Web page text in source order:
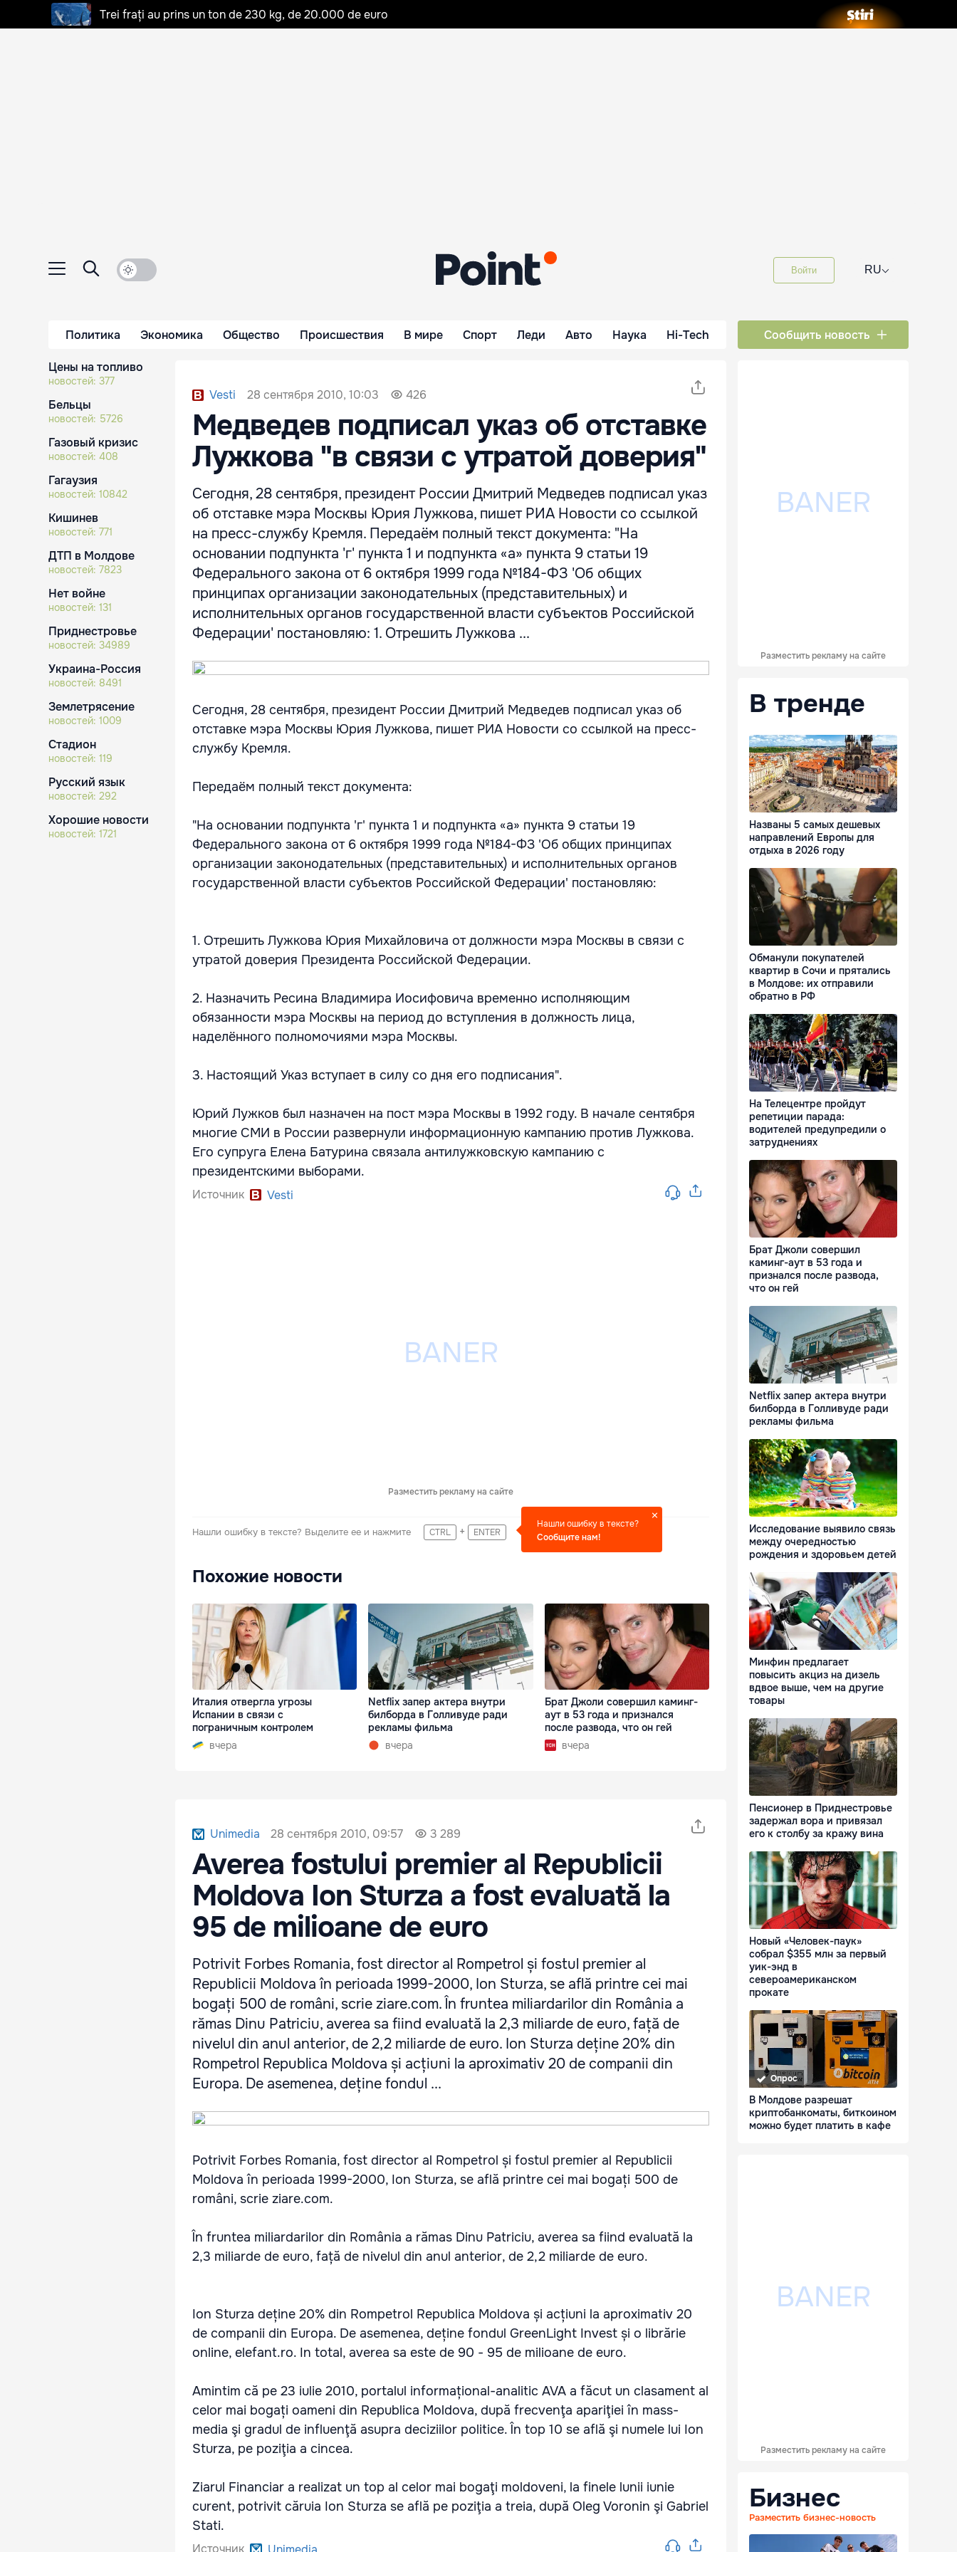
Trei frați au prins un ton de 230 kg, de 20.000 de euro
Войти RU⌵
Политика Экономика Общество Происшествия В мире Спорт Леди Авто Наука Hi-Tech Сообщить новость
Цены на топливо
новостей: 377
Бельцы
новостей: 5726
Газовый кризис
новостей: 408
Гагаузия
новостей: 10842
Кишинев
новостей: 771
ДТП в Молдове
новостей: 7823
Нет войне
новостей: 131
Приднестровье
новостей: 34989
Украина-Россия
новостей: 8491
Землетрясение
новостей: 1009
Стадион
новостей: 119
Русский язык
новостей: 292
Хорошие новости
новостей: 1721
Vesti 28 сентября 2010, 10:03 426
Медведев подписал указ об отставке
Лужкова "в связи с утратой доверия"
Сегодня, 28 сентября, президент России Дмитрий Медведев подписал указ
об отставке мэра Москвы Юрия Лужкова, пишет РИА Новости со ссылкой
на пресс-службу Кремля. Передаём полный текст документа: "На
основании подпункта 'г' пункта 1 и подпункта «а» пункта 9 статьи 19
Федерального закона от 6 октября 1999 года №184-ФЗ 'Об общих
принципах организации законодательных (представительных) и
исполнительных органов государственной власти субъектов Российской
Федерации' постановляю: 1. Отрешить Лужкова ...
Сегодня, 28 сентября, президент России Дмитрий Медведев подписал указ об
отставке мэра Москвы Юрия Лужкова, пишет РИА Новости со ссылкой на пресс-
службу Кремля.
Передаём полный текст документа:
"На основании подпункта 'г' пункта 1 и подпункта «а» пункта 9 статьи 19
Федерального закона от 6 октября 1999 года №184-ФЗ 'Об общих принципах
организации законодательных (представительных) и исполнительных органов
государственной власти субъектов Российской Федерации' постановляю:
1. Отрешить Лужкова Юрия Михайловича от должности мэра Москвы в связи с
утратой доверия Президента Российской Федерации.
2. Назначить Ресина Владимира Иосифовича временно исполняющим
обязанности мэра Москвы на период до вступления в должность лица,
наделённого полномочиями мэра Москвы.
3. Настоящий Указ вступает в силу со дня его подписания".
Юрий Лужков был назначен на пост мэра Москвы в 1992 году. В начале сентября
многие СМИ в России развернули информационную кампанию против Лужкова.
Его супруга Елена Батурина связала антилужковскую кампанию с
президентскими выборами.
Источник Vesti
Разместить рекламу на сайте
Нашли ошибку в тексте? Выделите ее и нажмите CTRL + ENTER
Нашли ошибку в тексте?
Сообщите нам!
Похожие новости
Италия отвергла угрозы
Испании в связи с
пограничным контролем
вчера
Netflix запер актера внутри
билборда в Голливуде ради
рекламы фильма
вчера
Брат Джоли совершил каминг-
аут в 53 года и признался
после развода, что он гей
вчера
Unimedia 28 сентября 2010, 09:57 3 289
Averea fostului premier al Republicii
Moldova Ion Sturza a fost evaluată la
95 de milioane de euro
Potrivit Forbes Romania, fost director al Rompetrol și fostul premier al
Republicii Moldova în perioada 1999-2000, Ion Sturza, se află printre cei mai
bogați 500 de români, scrie ziare.com. În fruntea miliardarilor din România a
rămas Dinu Patriciu, averea sa fiind evaluată la 2,3 miliarde de euro, față de
nivelul din anul anterior, de 2,2 miliarde de euro. Ion Sturza deține 20% din
Rompetrol Republica Moldova și acțiuni la aproximativ 20 de companii din
Europa. De asemenea, deține fondul ...
Potrivit Forbes Romania, fost director al Rompetrol și fostul premier al Republicii
Moldova în perioada 1999-2000, Ion Sturza, se află printre cei mai bogați 500 de
români, scrie ziare.com.
În fruntea miliardarilor din România a rămas Dinu Patriciu, averea sa fiind evaluată la
2,3 miliarde de euro, față de nivelul din anul anterior, de 2,2 miliarde de euro.
Ion Sturza deține 20% din Rompetrol Republica Moldova și acțiuni la aproximativ 20
de companii din Europa. De asemenea, deține fondul GreenLight Invest și o librărie
online, elefant.ro. In total, averea sa este de 90 - 95 de milioane de euro.
Amintim că pe 23 iulie 2010, portalul informațional-analitic AVA a făcut un clasament al
celor mai bogați oameni din Republica Moldova, după frecvenţa apariţiei în mass-
media şi gradul de influenţă asupra deciziilor politice. În top 10 se află şi numele lui Ion
Sturza, pe poziţia a cincea.
Ziarul Financiar a realizat un top al celor mai bogaţi moldoveni, la finele lunii iunie
curent, potrivit căruia Ion Sturza se află pe poziţia a treia, după Oleg Voronin şi Gabriel
Stati.
Источник
Разместить рекламу на сайте
В тренде
Названы 5 самых дешевых
направлений Европы для
отдыха в 2026 году
Обманули покупателей
квартир в Сочи и прятались
в Молдове: их отправили
обратно в РФ
На Телецентре пройдут
репетиции парада:
водителей предупредили о
затруднениях
Брат Джоли совершил
каминг-аут в 53 года и
признался после развода,
что он гей
Netflix запер актера внутри
билборда в Голливуде ради
рекламы фильма
Исследование выявило связь
между очередностью
рождения и здоровьем детей
Минфин предлагает
повысить акциз на дизель
вдвое выше, чем на другие
товары
Пенсионер в Приднестровье
задержал вора и привязал
его к столбу за кражу вина
Новый «Человек-паук»
собрал $355 млн за первый
уик-энд в
североамериканском
прокате
Опрос
В Молдове разрешат
криптобанкоматы, биткоином
можно будет платить в кафе
Разместить рекламу на сайте
Бизнес
Разместить бизнес-новость